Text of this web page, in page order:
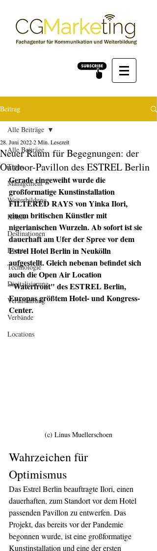
Beitrag
Alle Beiträge
Tipps
Management
Weiterbildung
Hotels
Destinationen
Events
Technologie
Digitalisierung
Veranstaltung
Verbände
Locations
Alle Beiträge
Neuer Raum für Begegnungen: der
Outdoor-Pavillon des ESTREL Berlin
28. Juni 20222 Min. Lesezeit
Gerade eingeweiht wurde die
großformatige Kunstinstallation
FILTERED RAYS von Yinka Ilori,
einem britischen Künstler mit
nigerianischen Wurzeln. Ab sofort ist sie
dauerhaft am Ufer der Spree vor dem
Estrel Hotel Berlin in Neukölln
aufgestellt. Gleich nebenan befindet sich
auch die Open Air Location
"Waterfront" des ESTREL Berlin,
Europas größtem Hotel- und Kongress-
Center.
(c) Linus Muellerschoen
Wahrzeichen für
Optimismus
Das Estrel Berlin beauftragte Ilori, einen
dauerhaften, zum Standort vor dem Hotel
passenden Pavillon zu entwerfen. Das
Projekt, das bereits vor der Pandemie
begonnen wurde, ist eine großformatige
Kunstinstallation und eine der ersten